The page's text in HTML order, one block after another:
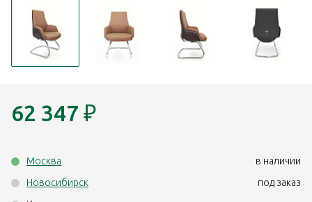
62 347 ₽
Москва
в наличии
Новосибирск
под заказ